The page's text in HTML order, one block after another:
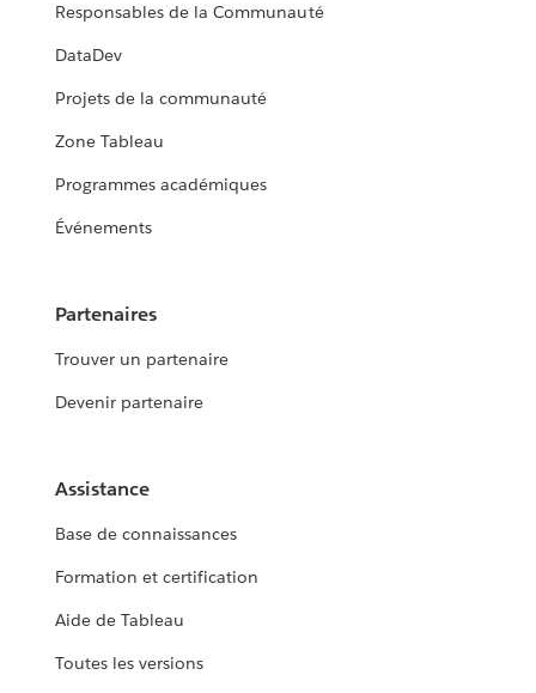
Responsables de la Communauté
DataDev
Projets de la communauté
Zone Tableau
Programmes académiques
Événements
Partenaires
Trouver un partenaire
Devenir partenaire
Assistance
Base de connaissances
Formation et certification
Aide de Tableau
Toutes les versions